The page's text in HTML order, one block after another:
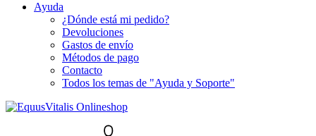
Ayuda
¿Dónde está mi pedido?
Devoluciones
Gastos de envío
Métodos de pago
Contacto
Todos los temas de "Ayuda y Soporte"